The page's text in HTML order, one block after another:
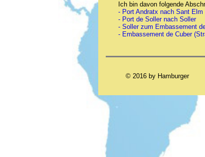
Ich bin davon folgende
- Port Andratx nach Sant Elm
- Port de Soller nach Soller
- Soller zum Embassement
- Embassement de Cuber
© 2016 by Hamburger